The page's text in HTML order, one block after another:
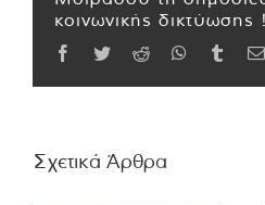
κοινωνικής δικτύωσης !
Facebook
TwitterReddit WhatsApp
Tumblr
Σχετικά Άρθρα